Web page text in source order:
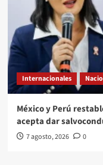
Internacionales
México y Perú
acepta dar
7 agosto, 2026 0